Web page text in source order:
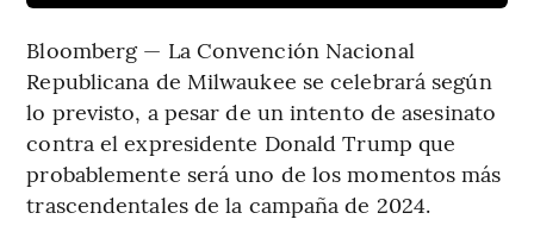
Bloomberg — La Convención Nacional
Republicana de Milwaukee se celebrará según
lo previsto, a pesar de un intento de asesinato
contra el expresidente Donald Trump que
probablemente será uno de los momentos más
trascendentales de la campaña de 2024.